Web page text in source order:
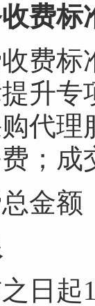
费标
费标
升专
代理
；成
金额
日起